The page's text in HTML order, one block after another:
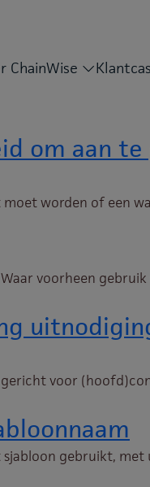
ChainWise
om aan te
worden of een
voorheen
voor
gebruikt,